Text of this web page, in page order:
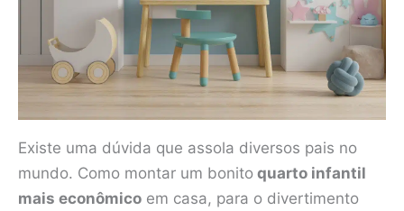
Existe uma dúvida que assola diversos pais no
mundo. Como montar um bonito quarto infantil
mais econômico em casa, para o divertimento